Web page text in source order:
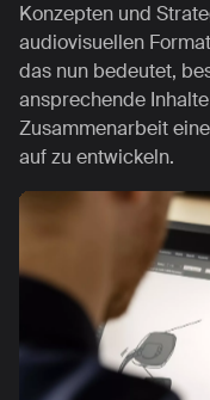
Konzepten und
audiovisuellen
das nun bedeutet,
ansprechende
Zusammenarbeit
auf zu entwickeln.